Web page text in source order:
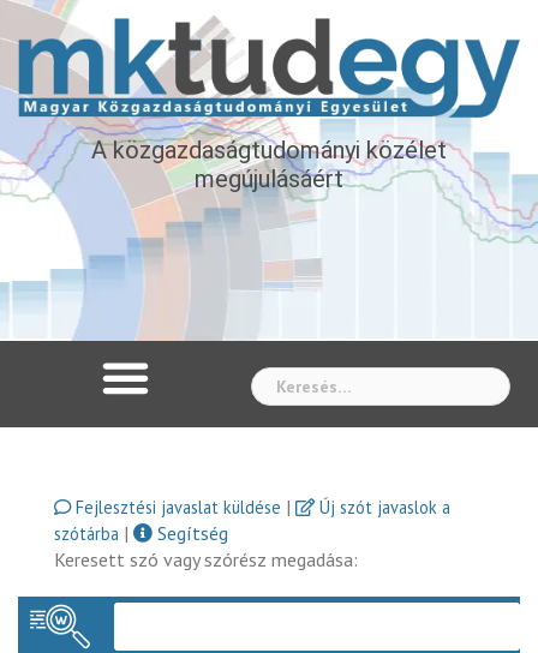
A közgazdaságtudományi közélet
megújulásáért
Fejlesztési javaslat küldése |
Új szót javaslok a
szótárba |
Segítség
Keresett szó vagy szórész megadása: